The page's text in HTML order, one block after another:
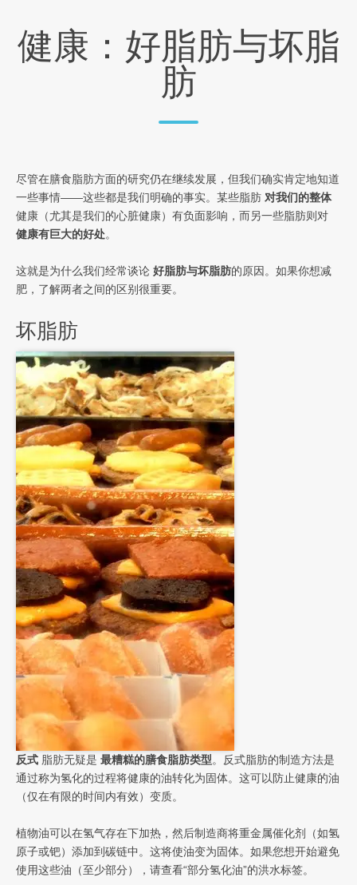
健康：好脂肪与坏脂
肪
尽管在膳食脂肪方面的研究仍在继续发展，但我们确实肯定地知道
一些事情——这些都是我们明确的事实。某些脂肪 对我们的整体
健康（尤其是我们的心脏健康）有负面影响，而另一些脂肪则对
健康有巨大的好处。
这就是为什么我们经常谈论 好脂肪与坏脂肪的原因。如果你想减
肥，了解两者之间的区别很重要。
坏脂肪
反式 脂肪无疑是 最糟糕的膳食脂肪类型。反式脂肪的制造方法是
通过称为氢化的过程将健康的油转化为固体。这可以防止健康的油
（仅在有限的时间内有效）变质。
植物油可以在氢气存在下加热，然后制造商将重金属催化剂（如氢
原子或钯）添加到碳链中。这将使油变为固体。如果您想开始避免
使用这些油（至少部分），请查看“部分氢化油”的洪水标签。